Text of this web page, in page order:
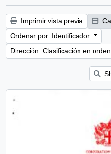
Imprimir vista previa
Ordenar por: Identificador
Dirección: Clasificación en